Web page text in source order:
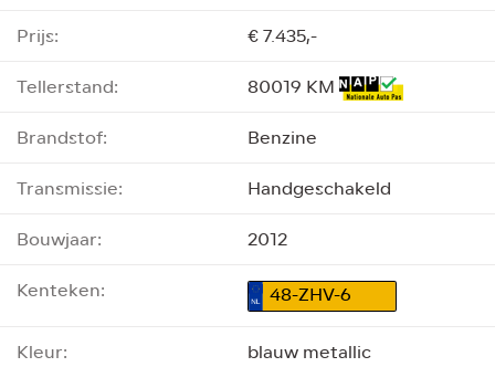
Prijs:
€ 7.435,-
Tellerstand:
80019 KM
Brandstof:
Benzine
Transmissie:
Handgeschakeld
Bouwjaar:
2012
Kenteken:
48-ZHV-6
Kleur:
blauw metallic